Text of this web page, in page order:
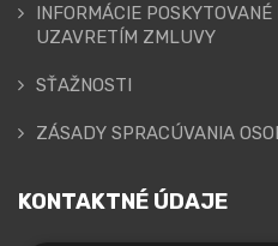
INFORMÁCIE
UZAVRETÍM ZMLUVY
SŤAŽNOSTI
ZÁSADY SPRACÚVANIA
KONTAKTNÉ ÚDAJE